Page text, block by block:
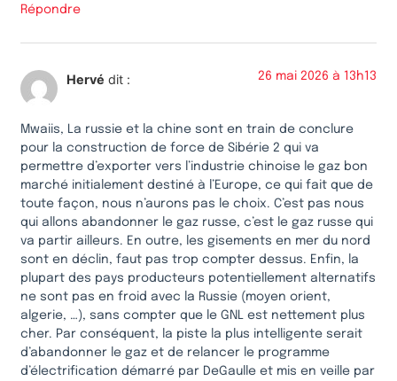
Répondre
Hervé dit : 26 mai 2026 à 13h13
Mwaiis, La russie et la chine sont en train de conclure
pour la construction de force de Sibérie 2 qui va
permettre d’exporter vers l’industrie chinoise le gaz bon
marché initialement destiné à l’Europe, ce qui fait que de
toute façon, nous n’aurons pas le choix. C’est pas nous
qui allons abandonner le gaz russe, c’est le gaz russe qui
va partir ailleurs. En outre, les gisements en mer du nord
sont en déclin, faut pas trop compter dessus. Enfin, la
plupart des pays producteurs potentiellement alternatifs
ne sont pas en froid avec la Russie (moyen orient,
algerie, …), sans compter que le GNL est nettement plus
cher. Par conséquent, la piste la plus intelligente serait
d’abandonner le gaz et de relancer le programme
d’électrification démarré par DeGaulle et mis en veille par